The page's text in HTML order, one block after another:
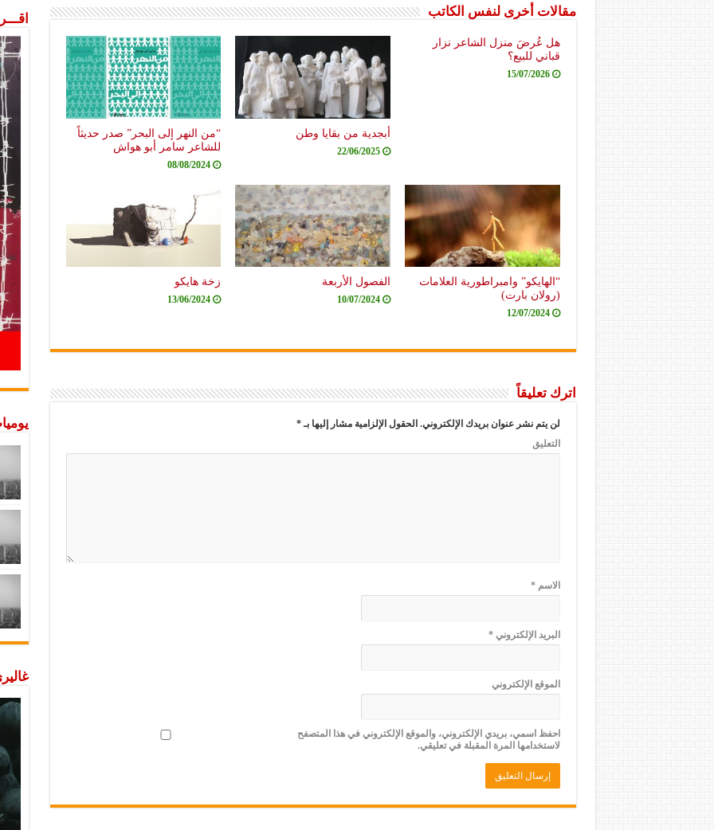
مقالات أخرى لنفس الكاتب
هل عُرضَ منزل الشاعر نزار
قباني للبيع؟
15/07/2026
أبجدية من بقايا وطن
22/06/2025
“من النهر إلى البحر” صدر حديثاً
للشاعر سامر أبو هواش
08/08/2024
“الهايكو” وامبراطورية العلامات
(رولان بارت)
12/07/2024
الفصول الأربعة
10/07/2024
زخة هايكو
13/06/2024
اترك تعليقاً
لن يتم نشر عنوان بريدك الإلكتروني. الحقول الإلزامية مشار إليها بـ*
التعليق
الاسم*
البريد الإلكتروني*
الموقع الإلكتروني
احفظ اسمي، بريدي الإلكتروني، والموقع الإلكتروني في هذا المتصفح
لاستخدامها المرة المقبلة في تعليقي.